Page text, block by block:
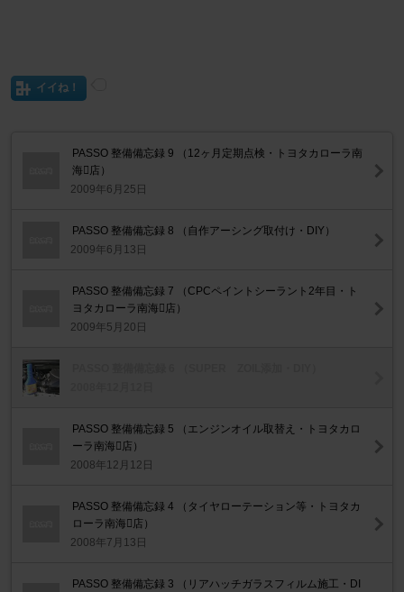
イイね！
PASSO 整備備忘録 9 （12ヶ月定期点検・トヨタカローラ南
海店）
2009年6月25日
PASSO 整備備忘録 8 （自作アーシング取付け・DIY）
2009年6月13日
PASSO 整備備忘録 7 （CPCペイントシーラント2年目・ト
ヨタカローラ南海店）
2009年5月20日
PASSO 整備備忘録 5 （エンジンオイル取替え・トヨタカロ
ーラ南海店）
2008年12月12日
PASSO 整備備忘録 4 （タイヤローテーション等・トヨタカ
ローラ南海店）
2008年7月13日
PASSO 整備備忘録 3 （リアハッチガラスフィルム施工・DI